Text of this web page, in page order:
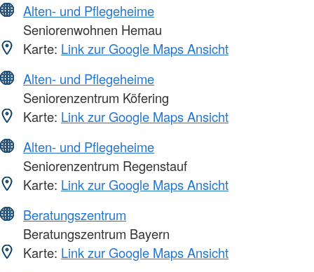
Alten- und Pflegeheime
Seniorenwohnen Hemau
Karte: Link zur Google Maps Ansicht
Alten- und Pflegeheime
Seniorenzentrum Köfering
Karte: Link zur Google Maps Ansicht
Alten- und Pflegeheime
Seniorenzentrum Regenstauf
Karte: Link zur Google Maps Ansicht
Beratungszentrum
Beratungszentrum Bayern
Karte: Link zur Google Maps Ansicht